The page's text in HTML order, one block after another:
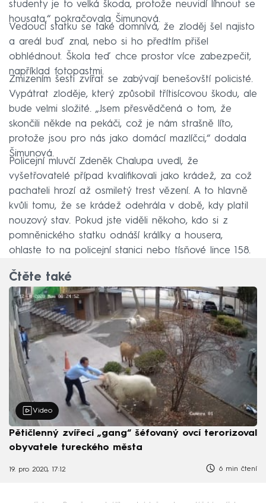
studenty je to velká škoda, protože neuvidí líhnout se
housata,“ pokračovala Šimunová.
Vedoucí statku se také domnívá, že zloděj šel najisto
a areál buď znal, nebo si ho předtím přišel
obhlédnout. Škola teď chce prostor více zabezpečit,
například fotopastmi.
Zmizením šesti zvířat se zabývají benešovští policisté.
Vypátrat zloděje, který způsobil třítisícovou škodu, ale
bude velmi složité. „Jsem přesvědčená o tom, že
skončili někde na pekáči, což je nám strašně líto,
protože jsou pro nás jako domácí mazlíčci,“ dodala
Šimunová.
Policejní mluvčí Zdeněk Chalupa uvedl, že
vyšetřovatelé případ kvalifikovali jako krádež, za což
pachateli hrozí až osmiletý trest vězení. A to hlavně
kvůli tomu, že se krádež odehrála v době, kdy platil
nouzový stav. Pokud jste viděli někoho, kdo si z
pomněnického statku odnáší králíky a housera,
ohlaste to na policejní stanici nebo tísňové lince 158.
Čtěte také
Video
Pětičlenný zvířecí „gang“ šéfovaný ovcí terorizoval
obyvatele tureckého města
19. pro 2020, 17:12 6 min čtení